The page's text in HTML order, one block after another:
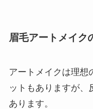
眉毛アートメイク
アートメイクは理想
ットもありますが、
あります。